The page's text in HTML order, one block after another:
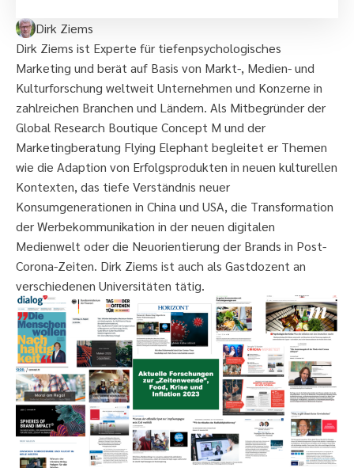
Dirk Ziems
Dirk Ziems ist Experte für tiefenpsychologisches
Marketing und berät auf Basis von Markt-, Medien- und
Kulturforschung weltweit Unternehmen und Konzerne in
zahlreichen Branchen und Ländern. Als Mitbegründer der
Global Research Boutique Concept M und der
Marketingberatung Flying Elephant begleitet er Themen
wie die Adaption von Erfolgsprodukten in neuen kulturellen
Kontexten, das tiefe Verständnis neuer
Konsumgenerationen in China und USA, die Transformation
der Werbekommunikation in der neuen digitalen
Medienwelt oder die Neuorientierung der Brands in Post-
Corona-Zeiten. Dirk Ziems ist auch als Gastdozent an
verschiedenen Universitäten tätig.